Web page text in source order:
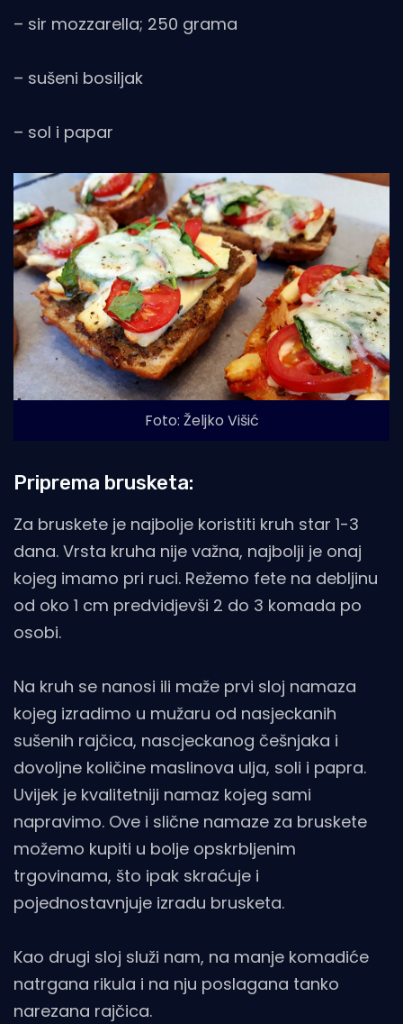
– sir mozzarella; 250 grama
– sušeni bosiljak
– sol i papar
Foto: Željko Višić
Priprema brusketa:
Za bruskete je najbolje koristiti kruh star 1-3
dana. Vrsta kruha nije važna, najbolji je onaj
kojeg imamo pri ruci. Režemo fete na debljinu
od oko 1 cm predvidjevši 2 do 3 komada po
osobi.
Na kruh se nanosi ili maže prvi sloj namaza
kojeg izradimo u mužaru od nasjeckanih
sušenih rajčica, nascjeckanog češnjaka i
dovoljne količine maslinova ulja, soli i papra.
Uvijek je kvalitetniji namaz kojeg sami
napravimo. Ove i slične namaze za bruskete
možemo kupiti u bolje opskrbljenim
trgovinama, što ipak skraćuje i
pojednostavnjuje izradu brusketa.
Kao drugi sloj služi nam, na manje komadiće
natrgana rikula i na nju poslagana tanko
narezana rajčica.